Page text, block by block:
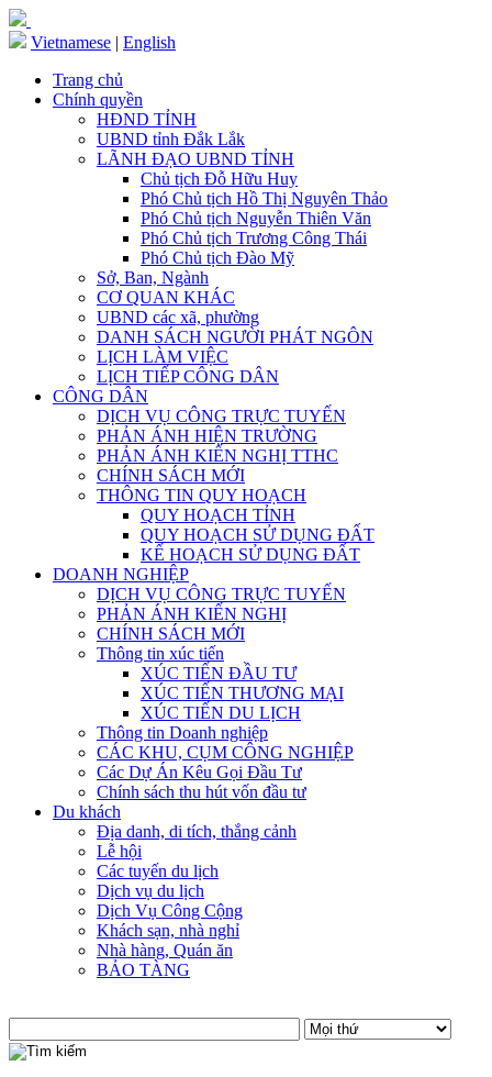
Vietnamese | English
Trang chủ
Chính quyền
HĐND TỈNH
UBND tỉnh Đắk Lắk
LÃNH ĐẠO UBND TỈNH
Chủ tịch Đỗ Hữu Huy
Phó Chủ tịch Hồ Thị Nguyên Thảo
Phó Chủ tịch Nguyễn Thiên Văn
Phó Chủ tịch Trương Công Thái
Phó Chủ tịch Đào Mỹ
Sở, Ban, Ngành
CƠ QUAN KHÁC
UBND các xã, phường
DANH SÁCH NGƯỜI PHÁT NGÔN
LỊCH LÀM VIỆC
LỊCH TIẾP CÔNG DÂN
CÔNG DÂN
DỊCH VỤ CÔNG TRỰC TUYẾN
PHẢN ÁNH HIỆN TRƯỜNG
PHẢN ÁNH KIẾN NGHỊ TTHC
CHÍNH SÁCH MỚI
THÔNG TIN QUY HOẠCH
QUY HOẠCH TỈNH
QUY HOẠCH SỬ DỤNG ĐẤT
KẾ HOẠCH SỬ DỤNG ĐẤT
DOANH NGHIỆP
DỊCH VỤ CÔNG TRỰC TUYẾN
PHẢN ÁNH KIẾN NGHỊ
CHÍNH SÁCH MỚI
Thông tin xúc tiến
XÚC TIẾN ĐẦU TƯ
XÚC TIẾN THƯƠNG MẠI
XÚC TIẾN DU LỊCH
Thông tin Doanh nghiệp
CÁC KHU, CỤM CÔNG NGHIỆP
Các Dự Án Kêu Gọi Đầu Tư
Chính sách thu hút vốn đầu tư
Du khách
Địa danh, di tích, thắng cảnh
Lễ hội
Các tuyến du lịch
Dịch vụ du lịch
Dịch Vụ Công Cộng
Khách sạn, nhà nghỉ
Nhà hàng, Quán ăn
BẢO TÀNG